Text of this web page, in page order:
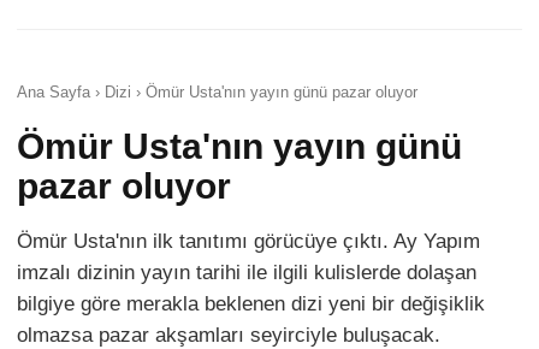
Ana Sayfa › Dizi › Ömür Usta'nın yayın günü pazar oluyor
Ömür Usta'nın yayın günü
pazar oluyor
Ömür Usta'nın ilk tanıtımı görücüye çıktı. Ay Yapım
imzalı dizinin yayın tarihi ile ilgili kulislerde dolaşan
bilgiye göre merakla beklenen dizi yeni bir değişiklik
olmazsa pazar akşamları seyirciyle buluşacak.